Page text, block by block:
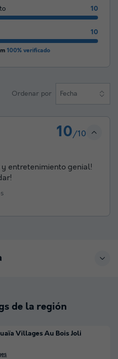
10
10
100% verificado
Ordenar por Fecha
10/10
entretenimiento genial!
de la región
Villages Au Bois Joli